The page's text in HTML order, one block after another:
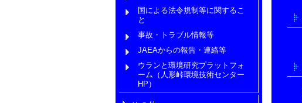
国による法令規制等に関するこ
と
事故・トラブル情報等
JAEAからの報告・連絡等
ウランと環境研究プラットフォ
ーム（人形峠環境技術センター
HP）